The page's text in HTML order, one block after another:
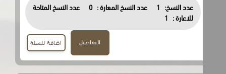
عدد النسخ: 1 عدد النسخ المعارة : 0
عدد النسخ المتاحة
للاعارة :
1
اضافة للسلة